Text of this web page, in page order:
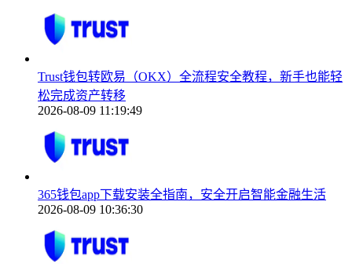
Trust钱包转欧易（OKX）全流程安全教程，新手也能轻
松完成资产转移
2026-08-09 11:19:49
365钱包app下载安装全指南，安全开启智能金融生活
2026-08-09 10:36:30